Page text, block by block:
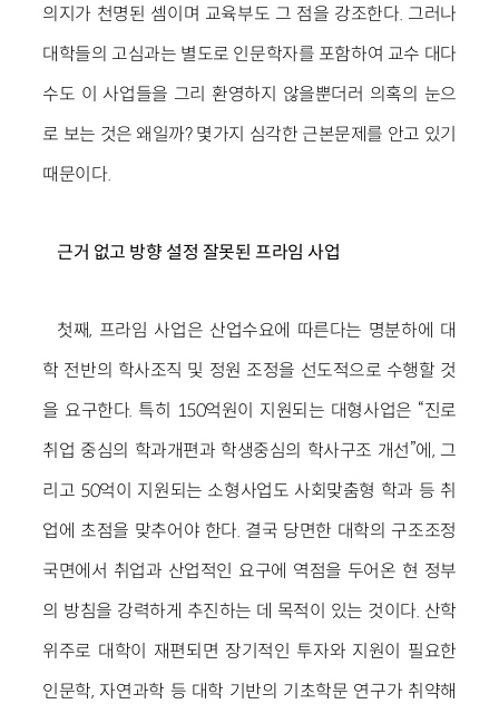
의지가 천명된 셈이며 교육부도 그 점을 강조한다. 그러나
대학들의 고심과는 별도로 인문학자를 포함하여 교수 대다
수도 이 사업들을 그리 환영하지 않을뿐더러 의혹의 눈으
로 보는 것은 왜일까? 몇가지 심각한 근본문제를 안고 있기
때문이다.
근거 없고 방향 설정 잘못된 프라임 사업
첫째, 프라임 사업은 산업수요에 따른다는 명분하에 대
학 전반의 학사조직 및 정원 조정을 선도적으로 수행할 것
을 요구한다. 특히 150억원이 지원되는 대형사업은 “진로
취업 중심의 학과개편과 학생중심의 학사구조 개선”에, 그
리고 50억이 지원되는 소형사업도 사회맞춤형 학과 등 취
업에 초점을 맞추어야 한다. 결국 당면한 대학의 구조조정
국면에서 취업과 산업적인 요구에 역점을 두어온 현 정부
의 방침을 강력하게 추진하는 데 목적이 있는 것이다. 산학
위주로 대학이 재편되면 장기적인 투자와 지원이 필요한
인문학, 자연과학 등 대학 기반의 기초학문 연구가 취약해